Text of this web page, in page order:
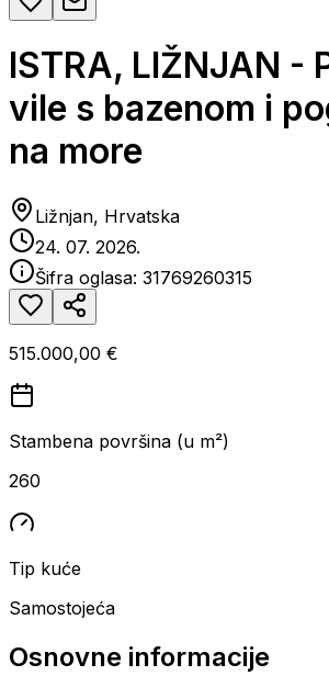
ISTRA, LIŽNJAN -
vile s bazenom i
na more
Ližnjan, Hrvatska
24. 07. 2026.
Šifra oglasa: 31769260315
515.000,00 €
Stambena površina (u m²)
260
Tip kuće
Samostojeća
Osnovne informacije